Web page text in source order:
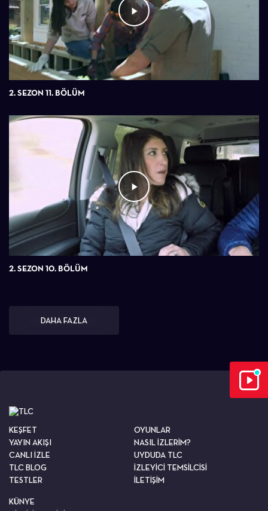
2. SEZON 11. BÖLÜM
2. SEZON 10. BÖLÜM
DAHA FAZLA
KEŞFET
YAYIN AKIŞI
CANLI İZLE
TLC BLOG
TESTLER
OYUNLAR
NASIL İZLERİM?
UYDUDA TLC
İZLEYİCİ TEMSİLCİSİ
İLETİŞİM
KÜNYE